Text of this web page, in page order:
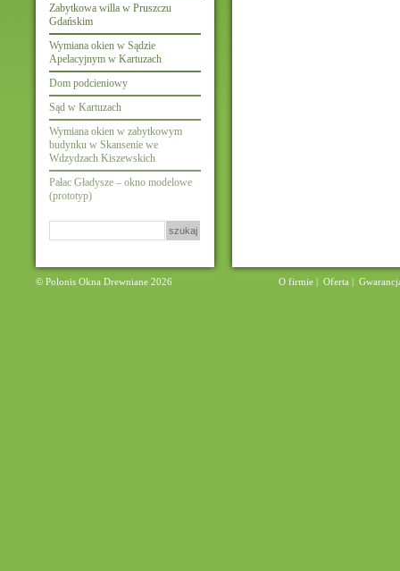
Zabytkowa willa w Pruszczu
Gdańskim
Wymiana okien w Sądzie
Apelacyjnym w Kartuzach
Dom podcieniowy
Sąd w Kartuzach
Wymiana okien w zabytkowym
budynku w Skansenie we
Wdzydzach Kiszewskich
Pałac Gładysze – okno modelowe
(prototyp)
© Polonis Okna Drewniane 2026 O firmie | Oferta |